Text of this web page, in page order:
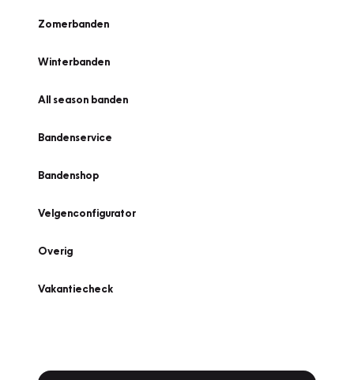
Zomerbanden
Winterbanden
All season banden
Bandenservice
Bandenshop
Velgenconfigurator
Overig
Vakantiecheck